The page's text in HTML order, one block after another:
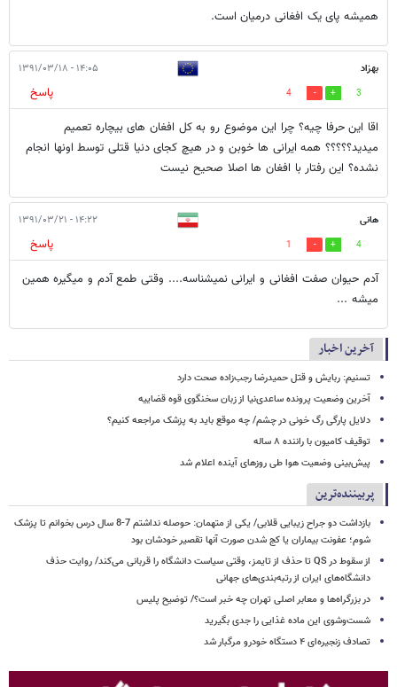
همیشه پای یک افغانی درمیان است.
بهزاد ۱۴:۰۵ - ۱۳۹۱/۰۳/۱۸
3
4
پاسخ
اقا این حرفا چیه؟ چرا این موضوع رو به کل افغان های بیچاره تعمیم
میدید؟؟؟؟؟ همه ایرانی ها خوبن و در هیچ کجای دنیا قتلی توسط اونها انجام
نشده؟ این رفتار با افغان ها اصلا صحیح نیست
هانی ۱۴:۲۲ - ۱۳۹۱/۰۳/۲۱
4
1
پاسخ
آدم حیوان صفت افغانی و ایرانی نمیشناسه.... وقتی طمع آدم و میگیره همین
میشه ...
آخرین اخبار
تسنیم: ربایش و قتل حمیدرضا رجب‌زاده صحت دارد
آخرین وضعیت پرونده ساعدی‌نیا از زبان سخنگوی قوه قضاییه
دلایل پارگی رگ خونی در چشم/ چه موقع باید به پزشک مراجعه کنیم؟
توقیف کامیون با راننده ۸ ساله
پیش‌بینی وضعیت هوا طی روزهای آینده اعلام شد
پربیننده‌ترین
بازداشت دو جراح زیبایی قلابی/ یکی از متهمان: حوصله نداشتم 7-8 سال درس بخوانم تا پزشک
شوم؛ عفونت بیماران یا کج شدن صورت آنها تقصیر خودشان بود
از سقوط در QS تا حذف از تایمز، وقتی سیاست دانشگاه را قربانی می‌کند/ روایت حذف
دانشگاه‌های ایران از رتبه‌بندی‌های جهانی
در بزرگراه‌ها و معابر اصلی تهران چه خبر است؟/ توضیح پلیس
شست‌وشوی این ماده غذایی را جدی بگیرید
تصادف زنجیره‌ای ۴ دستگاه خودرو مرگبار شد